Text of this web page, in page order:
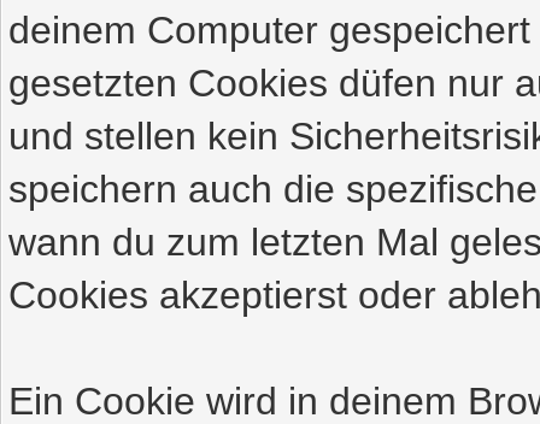
deinem Computer
gesetzten Cookies düfen nur
und stellen kein
speichern auch die
wann du zum letzten Mal
Cookies akzeptierst oder
Ein Cookie wird in deinem